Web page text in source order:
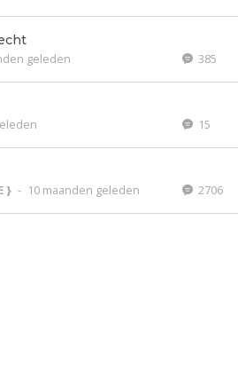
geleden 385
15
} - 10 maanden geleden 2706